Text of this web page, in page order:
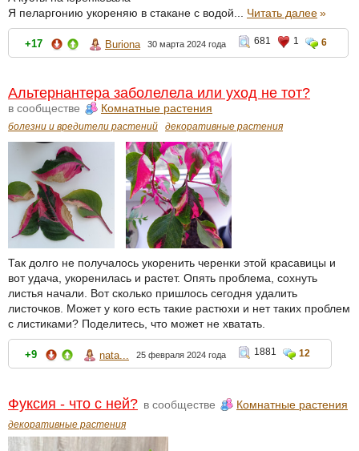
Я пеларгонию укореняю в стакане с водой... Читать далее»
+17 Buriona 30 марта 2024 года 681 1 6
Альтернантера заболелела или уход не тот?
в сообществе Комнатные растения
болезни и вредители растений декоративные растения
Так долго не получалось укоренить черенки этой красавицы и
вот удача, укоренилась и растет. Опять проблема, сохнуть
листья начали. Вот сколько пришлось сегодня удалить
листочков. Может у кого есть такие растюхи и нет таких проблем
с листиками? Поделитесь, что может не хватать.
+9 nata... 25 февраля 2024 года 1881 12
Фуксия - что с ней? в сообществе Комнатные растения
декоративные растения